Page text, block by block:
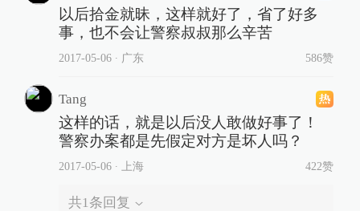
以后拾金就昧，这样就好了，省了好多
事，也不会让警察叔叔那么辛苦
2017-05-06∙ 广东 586赞
Tang
这样的话，就是以后没人敢做好事了！
警察办案都是先假定对方是坏人吗？
2017-05-06∙ 上海 422赞
共1 条回复